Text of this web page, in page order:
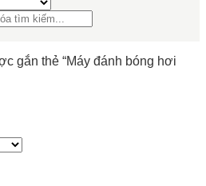
gắn thẻ “Máy đánh bóng hơi